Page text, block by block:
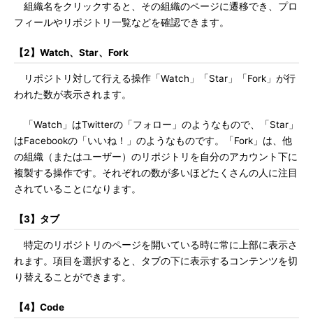
組織名をクリックすると、その組織のページに遷移でき、プロ
フィールやリポジトリ一覧などを確認できます。
【2】Watch、Star、Fork
リポジトリ対して行える操作「Watch」「Star」「Fork」が行
われた数が表示されます。
「Watch」はTwitterの「フォロー」のようなもので、「Star」
はFacebookの「いいね！」のようなものです。「Fork」は、他
の組織（またはユーザー）のリポジトリを自分のアカウント下に
複製する操作です。それぞれの数が多いほどたくさんの人に注目
されていることになります。
【3】タブ
特定のリポジトリのページを開いている時に常に上部に表示さ
れます。項目を選択すると、タブの下に表示するコンテンツを切
り替えることができます。
【4】Code